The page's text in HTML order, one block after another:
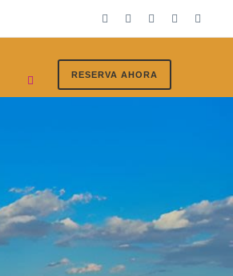
RESERVA AHORA